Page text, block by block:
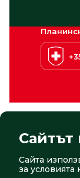
© 2026
Сайтът
Сайта
за условията